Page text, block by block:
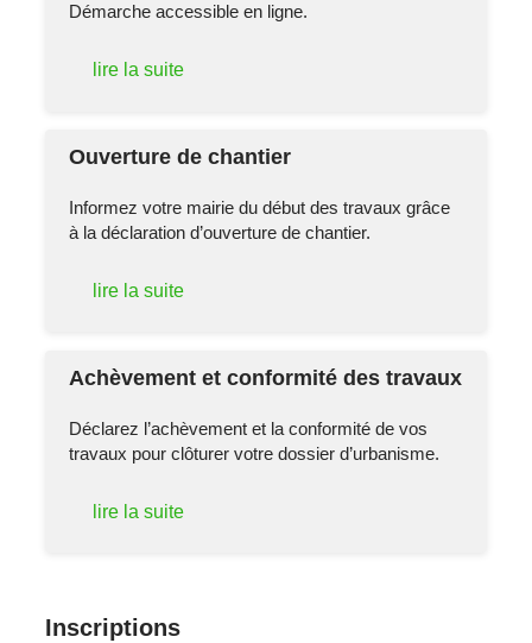
Démarche accessible en ligne.
lire la suite
Ouverture de chantier
Informez votre mairie du début des travaux grâce
à la déclaration d’ouverture de chantier.
lire la suite
Achèvement et conformité des travaux
Déclarez l’achèvement et la conformité de vos
travaux pour clôturer votre dossier d’urbanisme.
lire la suite
Inscriptions